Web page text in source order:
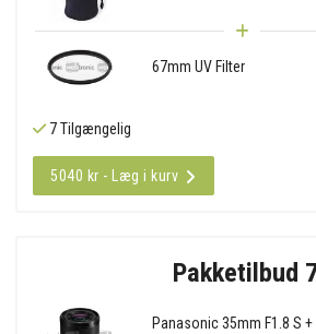
67mm UV Filter
7 Tilgængelig
5040 kr - Læg i kurv
Pakketilbud
Panasonic 35mm F1.8 S